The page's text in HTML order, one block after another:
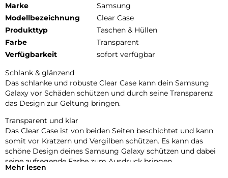
Marke
Samsung
Modellbezeichnung
Clear Case
Produkttyp
Taschen & Hüllen
Farbe
Transparent
Verfügbarkeit
sofort verfügbar
Schlank & glänzend
Das schlanke und robuste Clear Case kann dein Samsung
Galaxy vor Schäden schützen und durch seine Transparenz
das Design zur Geltung bringen.
Transparent und klar
Das Clear Case ist von beiden Seiten beschichtet und kann
somit vor Kratzern und Vergilben schützen. Es kann das
schöne Design deines Samsung Galaxy schützen und dabei
seine aufregende Farbe zum Ausdruck bringen.
Mehr lesen